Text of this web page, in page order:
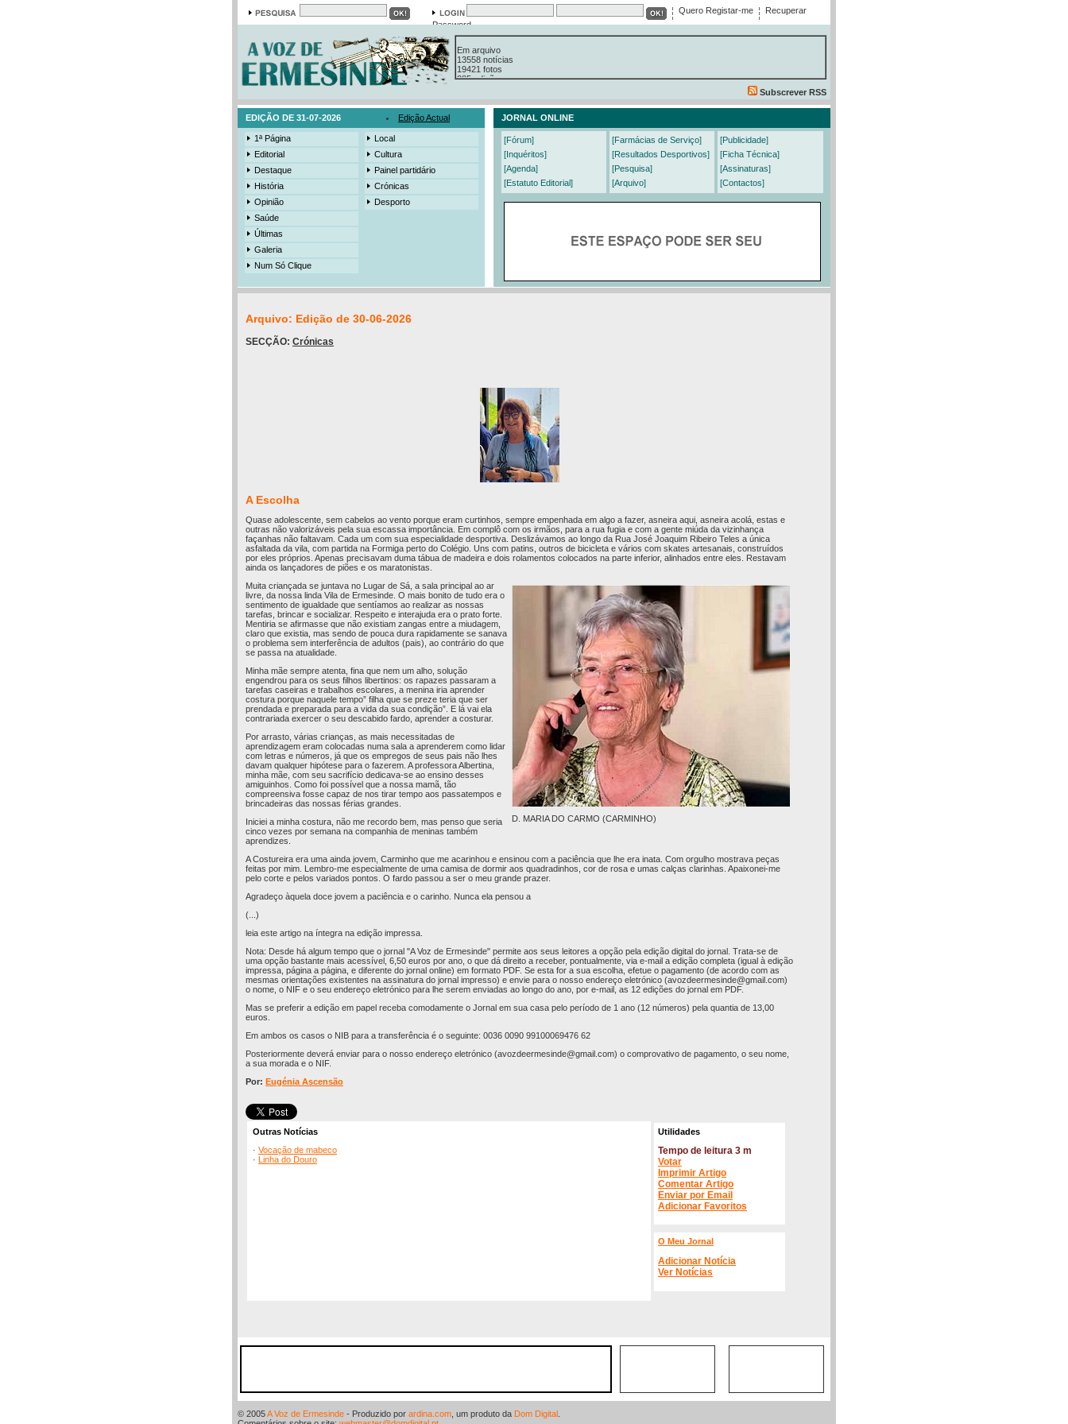
Quero Registar-me
Recuperar
Password
13558 notícias
19421 fotos
385 edições
3206 mensagens
Subscrever RSS
EDIÇÃO DE 31-07-2026 Edição Actual JORNAL ONLINE
1ª Página
Editorial
Destaque
História
Opinião
Saúde
Últimas
Galeria
Num Só Clique
Local
Cultura
Painel partidário
Crónicas
Desporto
[Fórum]
[Inquéritos]
[Agenda]
[Estatuto Editorial]
[Farmácias de Serviço]
[Resultados Desportivos]
[Pesquisa]
[Arquivo]
[Publicidade]
[Ficha Técnica]
[Assinaturas]
[Contactos]
Arquivo: Edição de 30-06-2026
SECÇÃO: Crónicas
A Escolha
Quase adolescente, sem cabelos ao vento porque eram curtinhos, sempre empenhada em algo a fazer, asneira aqui, asneira acolá, estas e
outras não valorizáveis pela sua escassa importância. Em complô com os irmãos, para a rua fugia e com a gente miúda da vizinhança
façanhas não faltavam. Cada um com sua especialidade desportiva. Deslizávamos ao longo da Rua José Joaquim Ribeiro Teles a única
asfaltada da vila, com partida na Formiga perto do Colégio. Uns com patins, outros de bicicleta e vários com skates artesanais, construídos
por eles próprios. Apenas precisavam duma tábua de madeira e dois rolamentos colocados na parte inferior, alinhados entre eles. Restavam
ainda os lançadores de piões e os maratonistas.
D. MARIA DO CARMO (CARMINHO)
Muita criançada se juntava no Lugar de Sá, a sala principal ao ar
livre, da nossa linda Vila de Ermesinde. O mais bonito de tudo era o
sentimento de igualdade que sentíamos ao realizar as nossas
tarefas, brincar e socializar. Respeito e interajuda era o prato forte.
Mentiria se afirmasse que não existiam zangas entre a miudagem,
claro que existia, mas sendo de pouca dura rapidamente se sanava
o problema sem interferência de adultos (pais), ao contrário do que
se passa na atualidade.
Minha mãe sempre atenta, fina que nem um alho, solução
engendrou para os seus filhos libertinos: os rapazes passaram a
tarefas caseiras e trabalhos escolares, a menina iria aprender
costura porque naquele tempo” filha que se preze teria que ser
prendada e preparada para a vida da sua condição”. E lá vai ela
contrariada exercer o seu descabido fardo, aprender a costurar.
Por arrasto, várias crianças, as mais necessitadas de
aprendizagem eram colocadas numa sala a aprenderem como lidar
com letras e números, já que os empregos de seus pais não lhes
davam qualquer hipótese para o fazerem. A professora Albertina,
minha mãe, com seu sacrifício dedicava-se ao ensino desses
amiguinhos. Como foi possível que a nossa mamã, tão
compreensiva fosse capaz de nos tirar tempo aos passatempos e
brincadeiras das nossas férias grandes.
Iniciei a minha costura, não me recordo bem, mas penso que seria
cinco vezes por semana na companhia de meninas também
aprendizes.
A Costureira era uma ainda jovem, Carminho que me acarinhou e ensinou com a paciência que lhe era inata. Com orgulho mostrava peças
feitas por mim. Lembro-me especialmente de uma camisa de dormir aos quadradinhos, cor de rosa e umas calças clarinhas. Apaixonei-me
pelo corte e pelos variados pontos. O fardo passou a ser o meu grande prazer.
Agradeço àquela doce jovem a paciência e o carinho. Nunca ela pensou a
(...)
leia este artigo na íntegra na edição impressa.
Nota: Desde há algum tempo que o jornal "A Voz de Ermesinde" permite aos seus leitores a opção pela edição digital do jornal. Trata-se de
uma opção bastante mais acessível, 6,50 euros por ano, o que dá direito a receber, pontualmente, via e-mail a edição completa (igual à edição
impressa, página a página, e diferente do jornal online) em formato PDF. Se esta for a sua escolha, efetue o pagamento (de acordo com as
mesmas orientações existentes na assinatura do jornal impresso) e envie para o nosso endereço eletrónico (avozdeermesinde@gmail.com)
o nome, o NIF e o seu endereço eletrónico para lhe serem enviadas ao longo do ano, por e-mail, as 12 edições do jornal em PDF.
Mas se preferir a edição em papel receba comodamente o Jornal em sua casa pelo período de 1 ano (12 números) pela quantia de 13,00
euros.
Em ambos os casos o NIB para a transferência é o seguinte: 0036 0090 99100069476 62
Posteriormente deverá enviar para o nosso endereço eletrónico (avozdeermesinde@gmail.com) o comprovativo de pagamento, o seu nome,
a sua morada e o NIF.
Por: Eugénia Ascensão
Outras Notícias
· Vocação de mabeco
· Linha do Douro
Utilidades
Tempo de leitura 3 m
Votar
Imprimir Artigo
Comentar Artigo
Enviar por Email
Adicionar Favoritos
O Meu Jornal
Adicionar Notícia
Ver Notícias
© 2005A Voz de Ermesinde - Produzido por ardina.com , um produto da Dom Digital